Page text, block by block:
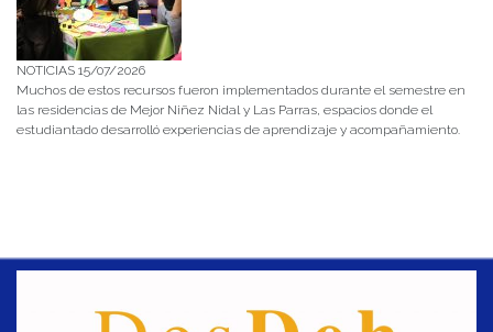
NOTICIAS 15/07/2026
Muchos de estos recursos fueron implementados durante el semestre en
las residencias de Mejor Niñez Nidal y Las Parras, espacios donde el
estudiantado desarrolló experiencias de aprendizaje y acompañamiento.